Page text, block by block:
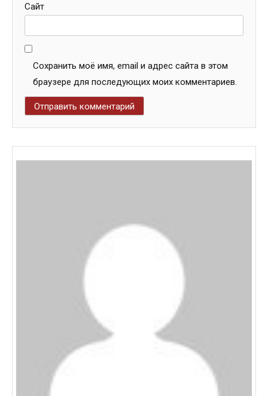
Сайт
Сохранить моё имя, email и адрес сайта в этом
браузере для последующих моих комментариев.